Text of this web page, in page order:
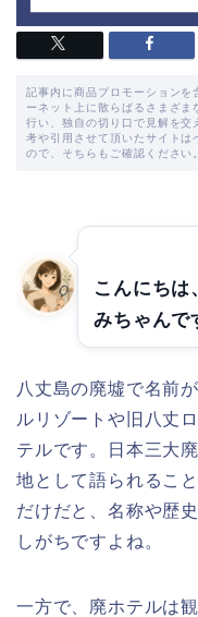
記事内に商品プロモーションを
ーネット上に散らばるさまざ
行い、独自の切り口で見解を
考や引用させて頂いたサイト
ので、そちらもご確認ください。
こんにちは
みちゃんで
八丈島の廃墟で名前
ルリゾートや旧八丈
テルです。日本三大
地として語られるこ
だけだと、名称や歴
しがちですよね。
一方で、廃ホテルは